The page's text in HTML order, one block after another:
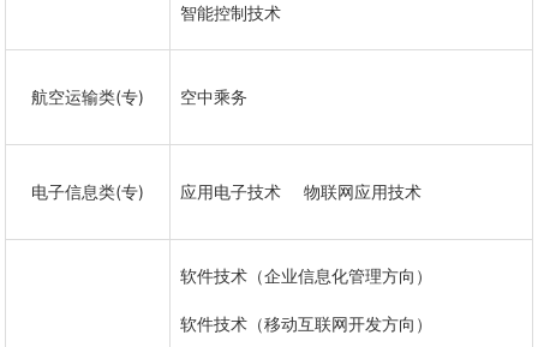
智能控制技术
航空运输类(专) 空中乘务
电子信息类(专) 应用电子技术 物联网应用技术
软件技术（企业信息化管理方向）
软件技术（移动互联网开发方向）